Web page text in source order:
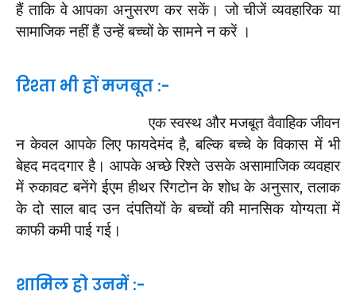
हैं ताकि वे आपका अनुसरण कर सकें। जो चीजें व्यवहारिक या
सामाजिक नहीं हैं उन्हें बच्चों के सामने न करें ।
रिश्ता भी हों मजबूत :-
एक स्वस्थ और मजबूत वैवाहिक जीवन
न केवल आपके लिए फायदेमंद है, बल्कि बच्चे के विकास में भी
बेहद मददगार है। आपके अच्छे रिश्ते उसके असामाजिक व्यवहार
में रुकावट बनेंगे ईएम हीथर रिंगटोन के शोध के अनुसार, तलाक
के दो साल बाद उन दंपतियों के बच्चों की मानसिक योग्यता में
काफी कमी पाई गई।
शामिल हो उनमें :-